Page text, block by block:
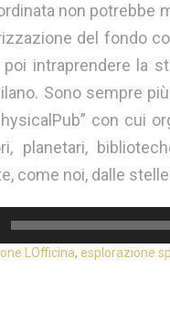
non potrebbe
del fondo
poi intraprendere la
Sono sempre
con cui
planetari,
come noi, dalle
LOfficina, esplorazione